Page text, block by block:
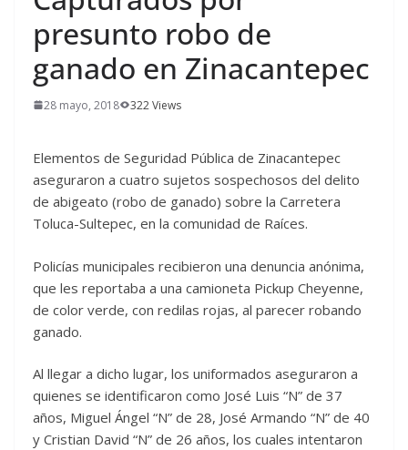
presunto robo de
ganado en Zinacantepec
28 mayo, 2018 322 Views
Elementos de Seguridad Pública de Zinacantepec
aseguraron a cuatro sujetos sospechosos del delito
de abigeato (robo de ganado) sobre la Carretera
Toluca-Sultepec, en la comunidad de Raíces.
Policías municipales recibieron una denuncia anónima,
que les reportaba a una camioneta Pickup Cheyenne,
de color verde, con redilas rojas, al parecer robando
ganado.
Al llegar a dicho lugar, los uniformados aseguraron a
quienes se identificaron como José Luis “N” de 37
años, Miguel Ángel “N” de 28, José Armando “N” de 40
y Cristian David “N” de 26 años, los cuales intentaron